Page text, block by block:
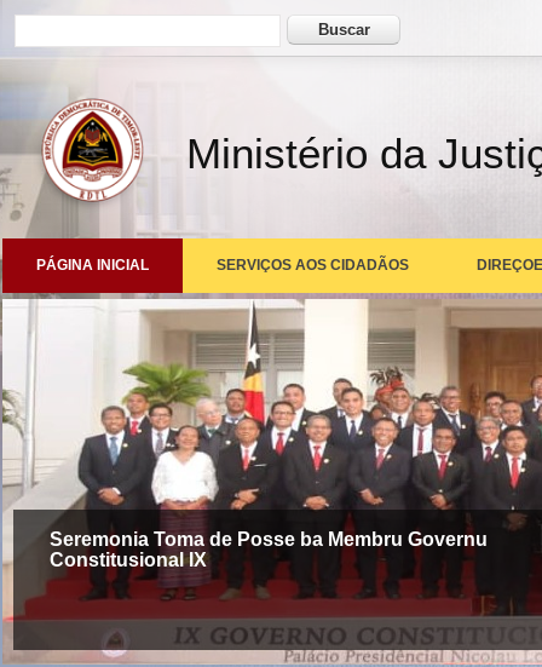
Formulário de busca Buscar
Ministério da
PÁGINA INICIAL SERVIÇOS AOS CIDADÃOS
Seremonia Toma de Posse ba Membru Governu
Constitusional IX